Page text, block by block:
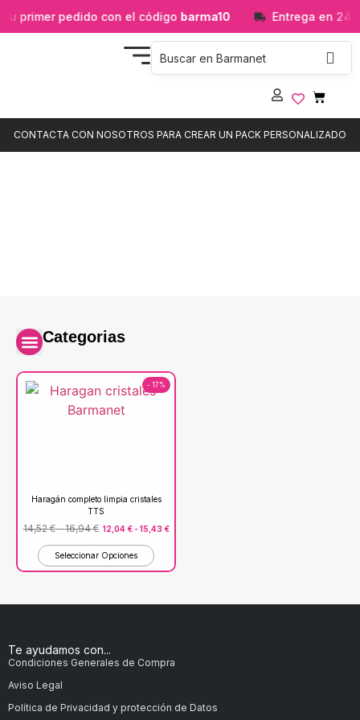
tu primer pedido con el códigobarma10 Entrega en 24/
CONTACTA CON NOSOTROS PARA CREAR UN PACK PERSONALIZADO
Categorias
- 17%
Haragán completo limpia cristales
TTS
14,52€ -16,94€ 12,04 € - 15,43 €
Seleccionar Opciones
Te ayudamos con...
Condiciones Generales de Compra
Aviso Legal
Política de Privacidad y protección de Datos